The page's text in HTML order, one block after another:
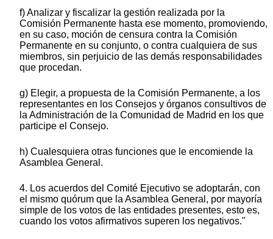
f) Analizar y fiscalizar la gestión realizada por la
Comisión Permanente hasta ese momento, promoviendo,
en su caso, moción de censura contra la Comisión
Permanente en su conjunto, o contra cualquiera de sus
miembros, sin perjuicio de las demás responsabilidades
que procedan.
g) Elegir, a propuesta de la Comisión Permanente, a los
representantes en los Consejos y órganos consultivos de
la Administración de la Comunidad de Madrid en los que
participe el Consejo.
h) Cualesquiera otras funciones que le encomiende la
Asamblea General.
4. Los acuerdos del Comité Ejecutivo se adoptarán, con
el mismo quórum que la Asamblea General, por mayoría
simple de los votos de las entidades presentes, esto es,
cuando los votos afirmativos superen los negativos."